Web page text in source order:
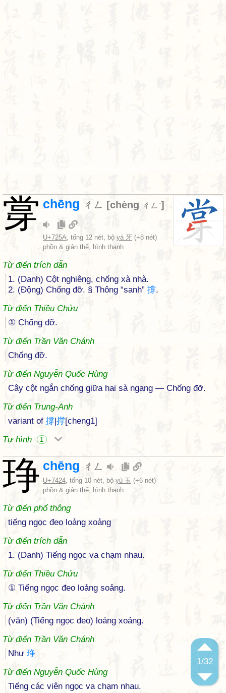
1/32
牚 chēng ㄔㄥ [chèng ㄔㄥˋ]
U+725A, tổng 12 nét, bộ yá 牙 (+8 nét)
phồn & giản thể, hình thanh
Từ điển trích dẫn
1. (Danh) Cột nghiêng, chống xà nhà.
2. (Động) Chống đỡ. § Thông “sanh” 撐.
Từ điển Thiều Chửu
① Chống đỡ.
Từ điển Trần Văn Chánh
Chống đỡ.
Từ điển Nguyễn Quốc Hùng
Cây cột ngắn chống giữa hai sà ngang — Chống đỡ.
Từ điển Trung-Anh
variant of 撐|撑[cheng1]
Tự hình
1
琤 chēng ㄔㄥ
U+7424, tổng 10 nét, bộ yù 玉 (+6 nét)
phồn & giản thể, hình thanh
Từ điển phổ thông
tiếng ngọc đeo loảng xoảng
Từ điển trích dẫn
1. (Danh) Tiếng ngọc va chạm nhau.
Từ điển Thiều Chửu
① Tiếng ngọc đeo loảng soảng.
Từ điển Trần Văn Chánh
(văn) (Tiếng ngọc đeo) loảng xoảng.
Từ điển Trần Văn Chánh
Như 琤
Từ điển Nguyễn Quốc Hùng
Tiếng các viên ngọc va chạm nhau.